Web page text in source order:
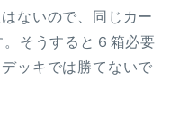
ないので、同じカー
そうすると６箱必要
ッキでは勝てないで